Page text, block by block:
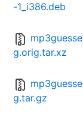
-1_i386.deb
g.orig.tar.xz
g.tar.gz